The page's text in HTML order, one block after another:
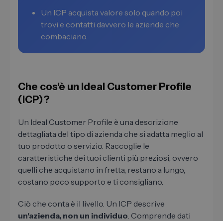
Un ICP acquista valore solo quando poi
trovi e contatti davvero le aziende che
combaciano.
Che cos'è un Ideal Customer Profile
(ICP)?
Un Ideal Customer Profile è una descrizione
dettagliata del tipo di azienda che si adatta meglio al
tuo prodotto o servizio. Raccoglie le
caratteristiche dei tuoi clienti più preziosi, ovvero
quelli che acquistano in fretta, restano a lungo,
costano poco supporto e ti consigliano.
Ciò che conta è il livello. Un ICP descrive
un'azienda, non un individuo . Comprende dati